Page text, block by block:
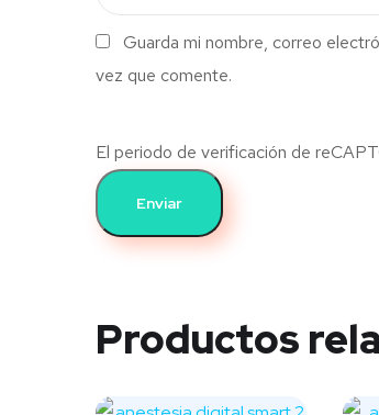
Guarda mi nombre, correo
vez que comente.
El periodo de verificación de
Productos